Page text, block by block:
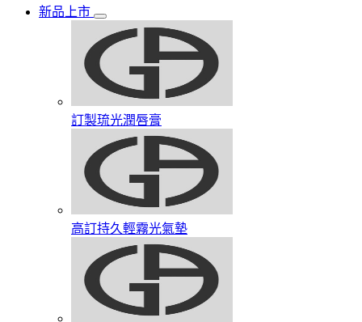
新品上市
訂製琉光潤唇膏​
高訂持久輕霧光氣墊